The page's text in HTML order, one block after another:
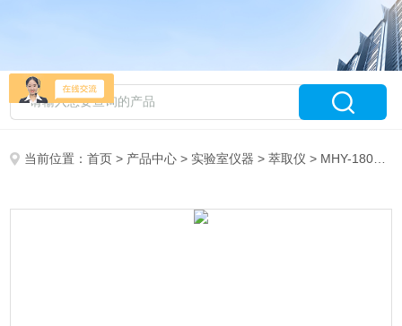
当前位置：首页 > 产品中心 > 实验室仪器 >萃取仪 > MHY-18037全自动液液萃取仪